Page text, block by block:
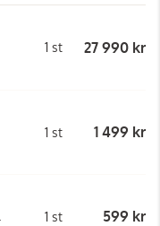
1 st 27 990 kr
1 st 1 499 kr
1 st 599 kr